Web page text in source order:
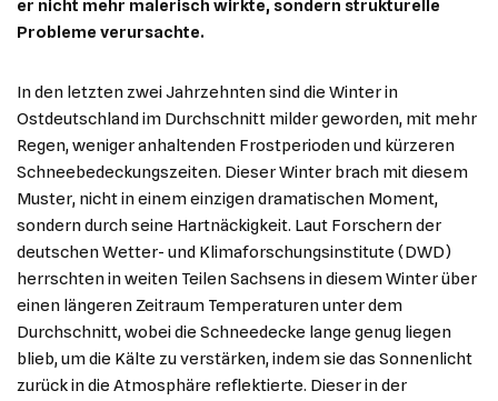
er nicht mehr malerisch wirkte, sondern strukturelle
Probleme verursachte.
In den letzten zwei Jahrzehnten sind die Winter in
Ostdeutschland im Durchschnitt milder geworden, mit mehr
Regen, weniger anhaltenden Frostperioden und kürzeren
Schneebedeckungszeiten. Dieser Winter brach mit diesem
Muster, nicht in einem einzigen dramatischen Moment,
sondern durch seine Hartnäckigkeit. Laut Forschern der
deutschen Wetter- und Klimaforschungsinstitute (DWD)
herrschten in weiten Teilen Sachsens in diesem Winter über
einen längeren Zeitraum Temperaturen unter dem
Durchschnitt, wobei die Schneedecke lange genug liegen
blieb, um die Kälte zu verstärken, indem sie das Sonnenlicht
zurück in die Atmosphäre reflektierte. Dieser in der